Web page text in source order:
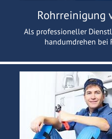
Rohrreinigung
Als professioneller
handumdrehen bei